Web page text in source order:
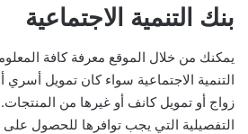
بنك التنمية الاجتماعية
يمكنك من خلال الموقع معرفة كافة
التنمية الاجتماعية سواء كان تمويل
زواج أو تمويل كانف أو غيرها من
التفصيلية التي يجب توافرها للحصول